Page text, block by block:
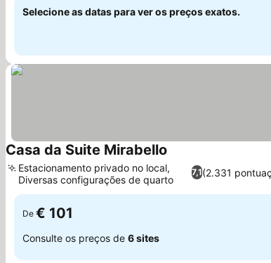
Selecione as datas para ver os preços exatos.
Casa da Suite Mirabello
7,1(2.331
Estacionamento privado no local,
Diversas configurações de quarto
De € 101
Consulte os preços de 6 sites